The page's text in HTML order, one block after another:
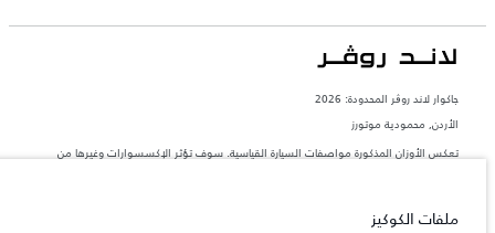
جاكوار لاند روڨر المحدودة: 2026
الأردن, محمودية موتورز
تعكس الأوزان المذكورة مواصفات السيارة القياسية. سوف تؤثر الإكسسوارات وغيرها من
ملفات الكوكيز